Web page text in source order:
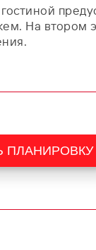
На втором
ПЛАНИРОВКУ